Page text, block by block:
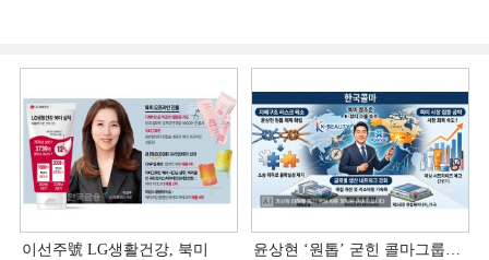
이선주號 LG생활건강, 북미
윤상현 ‘원톱ʼ 굳힌 콜마그룹…